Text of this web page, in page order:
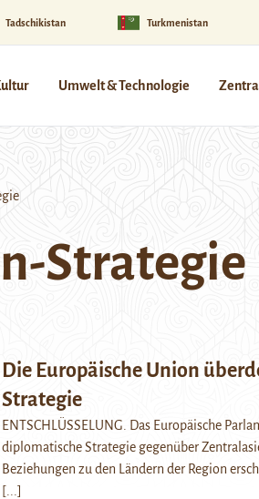
Tadschikistan Turkmenistan
Umwelt & Technologie
Strategie
Die Europäische Union
Strategie
ENTSCHLÜSSELUNG. Das Europäische
diplomatische Strategie gegenüber
Beziehungen zu den Ländern der Region
[...]